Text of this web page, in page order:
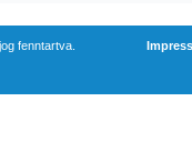
fenntartva.